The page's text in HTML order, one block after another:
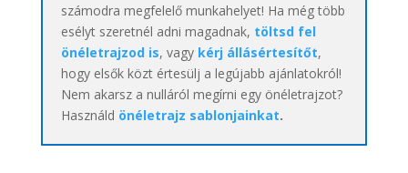
számodra megfelelő munkahelyet! Ha még több
esélyt szeretnél adni magadnak, töltsd fel
önéletrajzod is, vagy kérj állásértesítőt,
hogy elsők közt értesülj a legújabb ajánlatokról!
Nem akarsz a nulláról megírni egy önéletrajzot?
Használd önéletrajz sablonjainkat.